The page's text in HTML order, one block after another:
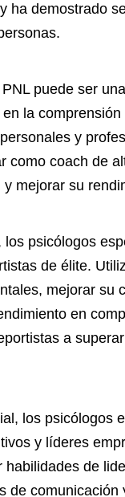
ha demostrado
puede ser
la
y
como coach de
mejorar su
psicólogos
de élite.
mejorar su
en
a
los psicólogos
y líderes
de
de